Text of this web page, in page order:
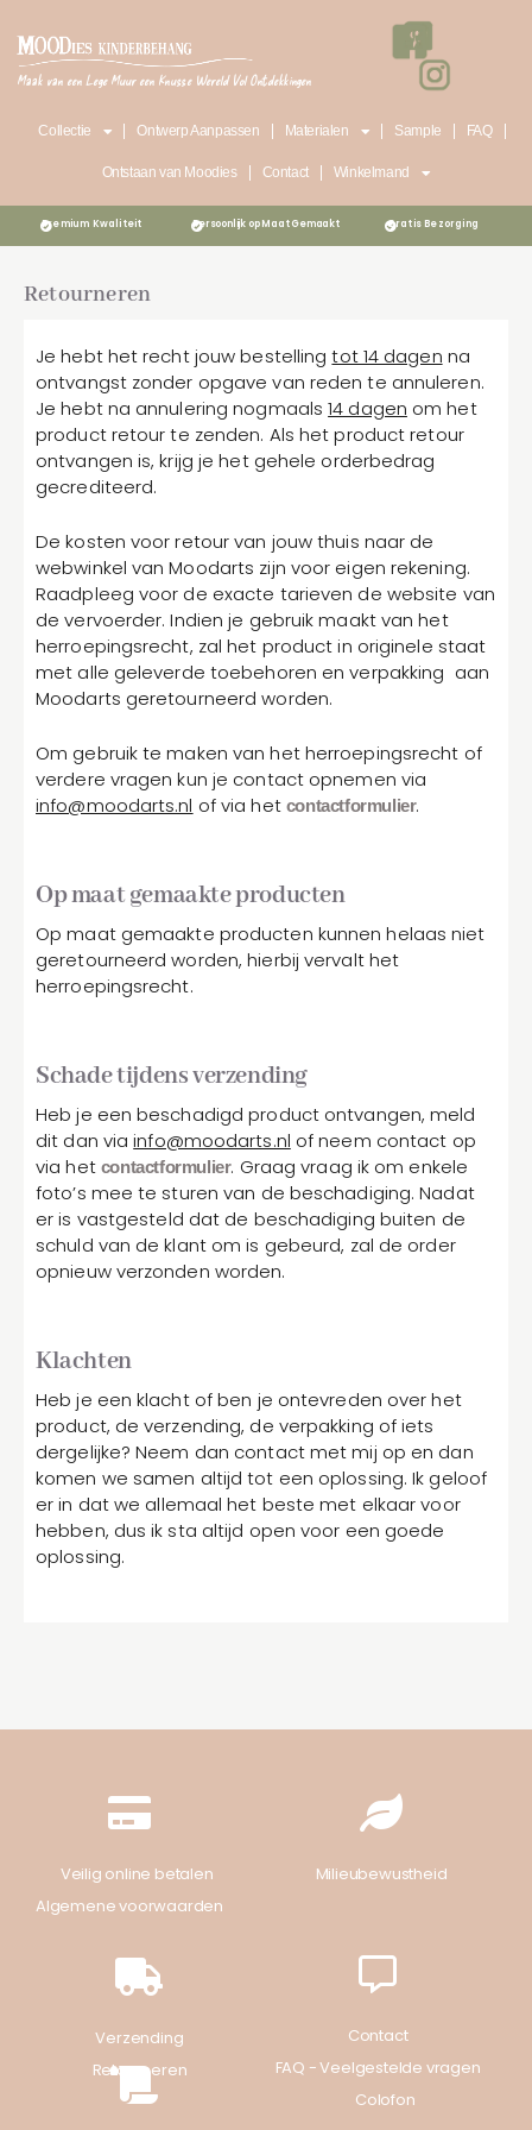
naar
inhoud
Maak van een Lege Muur een Knusse Wereld Vol Ontdekkingen
Collectie Ontwerp Aanpassen Materialen Sample FAQ
Ontstaan van Moodies Contact Winkelmand
Premium Kwaliteit Persoonlijk op Maat Gemaakt Gratis Bezorging
Retourneren
Je hebt het recht jouw bestellingtot 14 dagen na
ontvangst zonder opgave van reden te annuleren.
Je hebt na annulering nogmaals14 dagen om het
product retour te zenden. Als het product retour
ontvangen is, krijg je het gehele orderbedrag
gecrediteerd.
De kosten voor retour van jouw thuis naar de
webwinkel van Moodarts zijn voor eigen rekening.
Raadpleeg voor de exacte tarieven de website van
de vervoerder. Indien je gebruik maakt van het
herroepingsrecht, zal het product in originele staat
met alle geleverde toebehoren en verpakking aan
Moodarts geretourneerd worden.
Om gebruik te maken van het herroepingsrecht of
verdere vragen kun je contact opnemen via
info@moodarts.nl of via het contactformulier.
Op maat gemaakte producten
Op maat gemaakte producten kunnen helaas niet
geretourneerd worden, hierbij vervalt het
herroepingsrecht.
Schade tijdens verzending
Heb je een beschadigd product ontvangen, meld
dit dan viainfo@moodarts.nl of neem contact op
via het contactformulier. Graag vraag ik om enkele
foto’s mee te sturen van de beschadiging. Nadat
er is vastgesteld dat de beschadiging buiten de
schuld van de klant om is gebeurd, zal de order
opnieuw verzonden worden.
Klachten
Heb je een klacht of ben je ontevreden over het
product, de verzending, de verpakking of iets
dergelijke? Neem dan contact met mij op en dan
komen we samen altijd tot een oplossing. Ik geloof
er in dat we allemaal het beste met elkaar voor
hebben, dus ik sta altijd open voor een goede
oplossing.
Veilig online betalen
Algemene voorwaarden
Milieubewustheid
Verzending
Retourneren
Contact
FAQ - Veelgestelde vragen
Colofon